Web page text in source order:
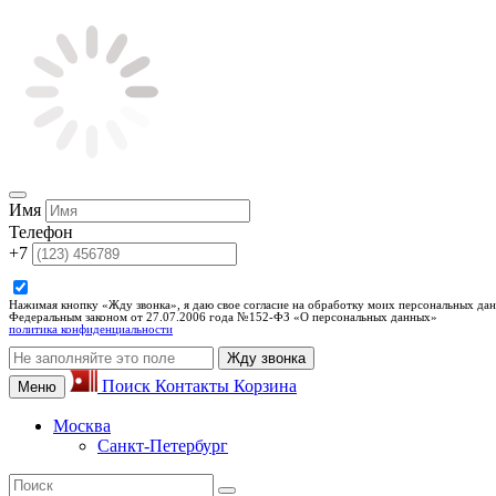
Имя
Телефон
+7
Нажимая кнопку «Жду звонка», я даю свое согласие на обработку моих персональных
Федеральным законом от 27.07.2006 года №152-ФЗ «О персональных данных»
политика конфиденциальности
Жду звонка
Меню
Поиск Контакты Корзина
Москва
Санкт-Петербург